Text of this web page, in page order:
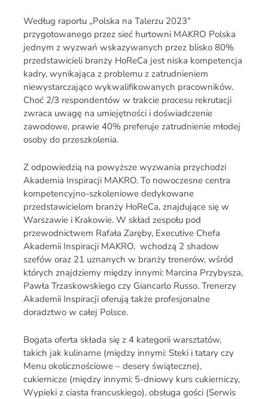
Według raportu „Polska na Talerzu 2023”
przygotowanego przez sieć hurtowni MAKRO Polska
jednym z wyzwań wskazywanych przez blisko 80%
przedstawicieli branży HoReCa jest niska kompetencja
kadry, wynikająca z problemu z zatrudnieniem
niewystarczająco wykwalifikowanych pracowników.
Choć 2/3 respondentów w trakcie procesu rekrutacji
zwraca uwagę na umiejętności i doświadczenie
zawodowe, prawie 40% preferuje zatrudnienie młodej
osoby do przeszkolenia.
Z odpowiedzią na powyższe wyzwania przychodzi
Akademia Inspiracji MAKRO. To nowoczesne centra
kompetencyjno-szkoleniowe dedykowane
przedstawicielom branży HoReCa, znajdujące się w
Warszawie i Krakowie. W skład zespołu pod
przewodnictwem Rafała Zaręby, Executive Chefa
Akademii Inspiracji MAKRO, wchodzą 2 shadow
szefów oraz 21 uznanych w branży trenerów, wśród
których znajdziemy między innymi: Marcina Przybysza,
Pawła Trzaskowskiego czy Giancarlo Russo. Trenerzy
Akademii Inspiracji oferują także profesjonalne
doradztwo w całej Polsce.
Bogata oferta składa się z 4 kategorii warsztatów,
takich jak kulinarne (między innymi: Steki i tatary czy
Menu okolicznościowe – desery świąteczne),
cukiernicze (między innymi: 5-dniowy kurs cukierniczy,
Wypieki z ciasta francuskiego), obsługa gości (Serwis